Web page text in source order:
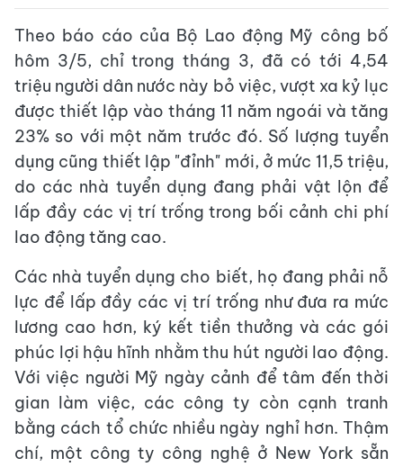
Theo báo cáo của Bộ Lao động Mỹ công bố
hôm 3/5, chỉ trong tháng 3, đã có tới 4,54
triệu người dân nước này bỏ việc, vượt xa kỷ lục
được thiết lập vào tháng 11 năm ngoái và tăng
23% so với một năm trước đó. Số lượng tuyển
dụng cũng thiết lập "đỉnh" mới, ở mức 11,5 triệu,
do các nhà tuyển dụng đang phải vật lộn để
lấp đầy các vị trí trống trong bối cảnh chi phí
lao động tăng cao.
Các nhà tuyển dụng cho biết, họ đang phải nỗ
lực để lấp đầy các vị trí trống như đưa ra mức
lương cao hơn, ký kết tiền thưởng và các gói
phúc lợi hậu hĩnh nhằm thu hút người lao động.
Với việc người Mỹ ngày cảnh để tâm đến thời
gian làm việc, các công ty còn cạnh tranh
bằng cách tổ chức nhiều ngày nghỉ hơn. Thậm
chí, một công ty công nghệ ở New York sẵn